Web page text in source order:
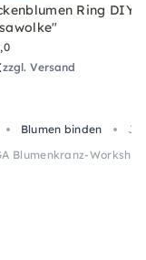
Ring DIY-
zzgl. Versand
Blumen binden
Blumenkranz-